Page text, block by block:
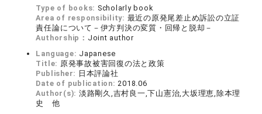
Type of books: Scholarly book
Area of responsibility: 最近の原発尾差止め訴訟の立証
責任論について－伊方判決の変質・回帰と脱却－
Authorship： Joint author
Language: Japanese
Title: 原発事故被害回復の法と政策
Publisher: 日本評論社
Date of publication:2018.06
Author(s): 淡路剛久,吉村良一,下山憲治,大坂理恵,除本理
史 他